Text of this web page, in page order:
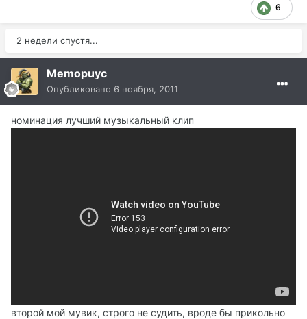
6
2 недели спустя...
Memopuyc
Опубликовано 6 ноября, 2011
номинация лучший музыкальный клип
второй мой мувик, строго не судить, вроде бы прикольно